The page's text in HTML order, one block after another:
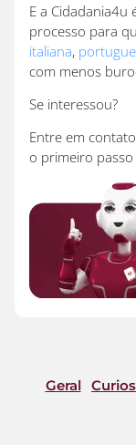
E a Cidadania4u
processo para
italiana,
com menos
Se interessou?
Entre em
o primeiro
Geral